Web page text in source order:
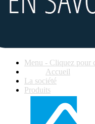
Menu - Cliquez pour
Accueil
La société
Produits